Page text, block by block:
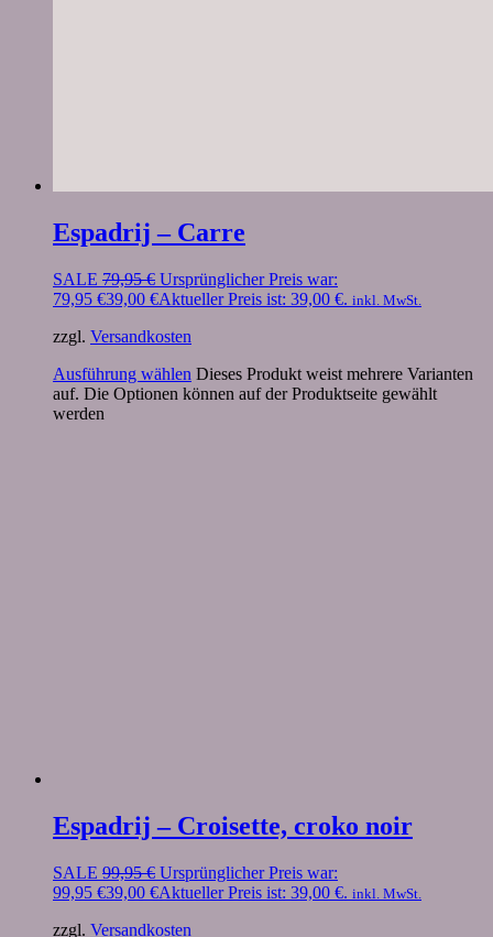
Espadrij – Carre
SALE 79,95€ Ursprünglicher Preis war:
79,95 €39,00 €Aktueller Preis ist: 39,00 €. inkl. MwSt.
zzgl. Versandkosten
Ausführung wählen Dieses Produkt weist mehrere Varianten
auf. Die Optionen können auf der Produktseite gewählt
werden
Espadrij – Croisette, croko noir
SALE 99,95€ Ursprünglicher Preis war:
99,95 €39,00 €Aktueller Preis ist: 39,00 €. inkl. MwSt.
zzgl. Versandkosten